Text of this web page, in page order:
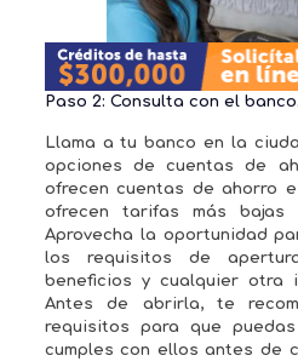
Paso 2: Consulta con el banco.
Llama a tu banco en la
opciones de cuentas de
ofrecen cuentas de ahorro
ofrecen tarifas más
Aprovecha la oportunidad
los requisitos de
beneficios y cualquier otra
Antes de abrirla, te
requisitos para que
cumples con ellos antes de